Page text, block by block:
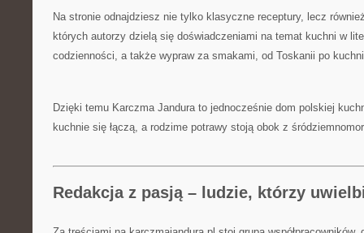
Na stronie odnajdziesz nie tylko klasyczne receptury, lecz
których autorzy dzielą się doświadczeniami na temat kuchni w
codzienności, a także wypraw za smakami, od Toskanii po
Dzięki temu Karczma Jandura to jednocześnie dom polskiej
kuchnie się łączą, a rodzime potrawy stoją obok z
Redakcja z pasją – ludzie, którzy